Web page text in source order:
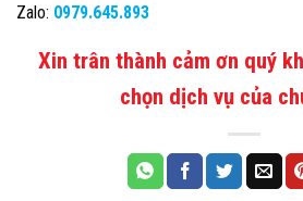
Zalo: 0979.645.893
Xin trân thành cảm ơn quý
chọn dịch vụ của